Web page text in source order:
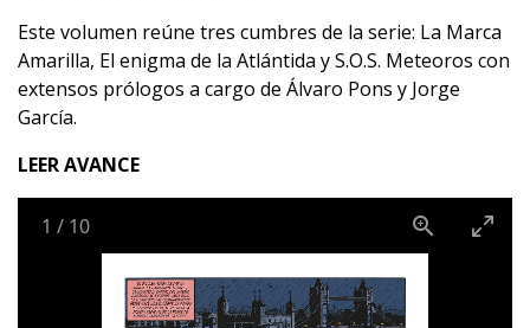
Este volumen reúne tres cumbres de la serie: La Marca
Amarilla, El enigma de la Atlántida y S.O.S. Meteoros con
extensos prólogos a cargo de Álvaro Pons y Jorge
García.
LEER AVANCE
1 / 10